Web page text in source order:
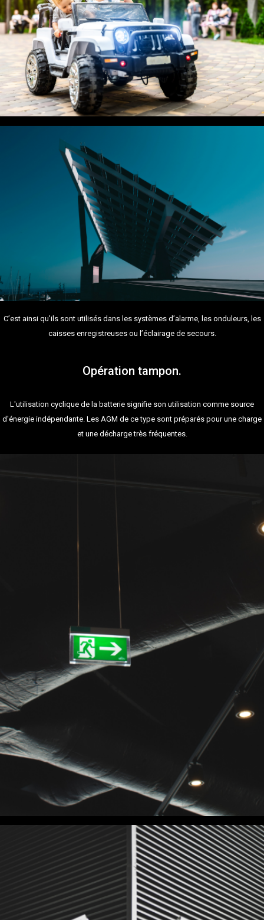
C’est ainsi qu’ils sont utilisés dans les systèmes d’alarme, les onduleurs, les
caisses enregistreuses ou l’éclairage de secours.
Opération tampon.
L'utilisation cyclique de la batterie signifie son utilisation comme source
d'énergie indépendante. Les AGM de ce type sont préparés pour une charge
et une décharge très fréquentes.